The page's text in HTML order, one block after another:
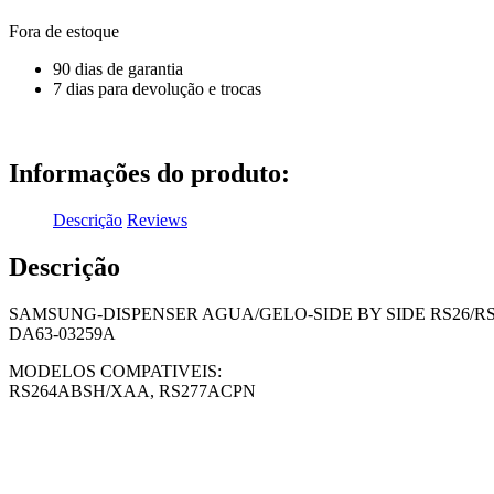
Fora de estoque
90 dias de garantia
7 dias para devolução e trocas
Informações do produto:
Descrição Reviews
Descrição
SAMSUNG-DISPENSER AGUA/GELO-SIDE BY SIDE RS26/
DA63-03259A
MODELOS COMPATIVEIS:
RS264ABSH/XAA, RS277ACPN